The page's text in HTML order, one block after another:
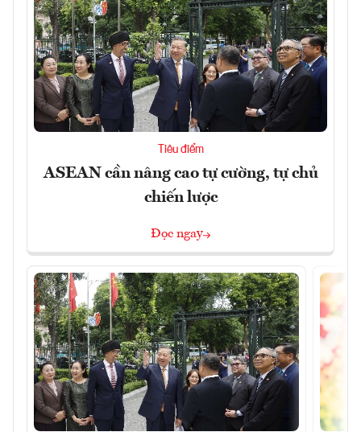
Tiêu điểm
ASEAN cần nâng cao tự cường, tự chủ
chiến lược
Đọc ngay